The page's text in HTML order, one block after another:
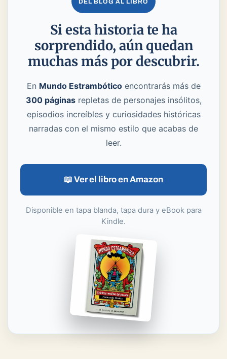
Si esta historia te ha
sorprendido, aún quedan
muchas más por descubrir.
En Mundo Estrambóticoencontrarás más de
300 páginasrepletas de personajes insólitos,
episodios increíbles y curiosidades históricas
narradas con el mismo estilo que acabas de
leer.
📖 Ver el libro en Amazon
Disponible en tapa blanda, tapa dura y eBook para
Kindle.